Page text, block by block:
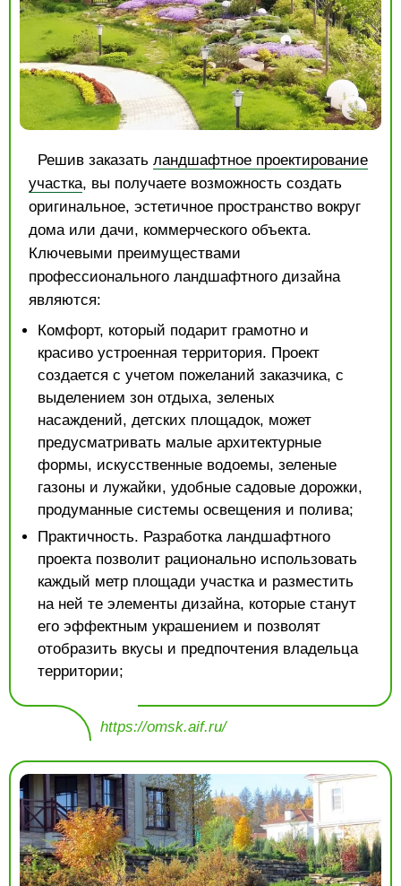
Решив заказать ландшафтное проектирование
участка, вы получаете возможность создать
оригинальное, эстетичное пространство вокруг
дома или дачи, коммерческого объекта.
Ключевыми преимуществами
профессионального ландшафтного дизайна
являются:
Комфорт, который подарит грамотно и
красиво устроенная территория. Проект
создается с учетом пожеланий заказчика, с
выделением зон отдыха, зеленых
насаждений, детских площадок, может
предусматривать малые архитектурные
формы, искусственные водоемы, зеленые
газоны и лужайки, удобные садовые дорожки,
продуманные системы освещения и полива;
Практичность. Разработка ландшафтного
проекта позволит рационально использовать
каждый метр площади участка и разместить
на ней те элементы дизайна, которые станут
его эффектным украшением и позволят
отобразить вкусы и предпочтения владельца
территории;
https://omsk.aif.ru/